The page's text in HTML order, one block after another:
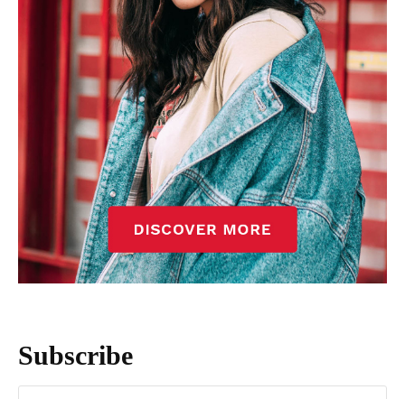
Subscribe